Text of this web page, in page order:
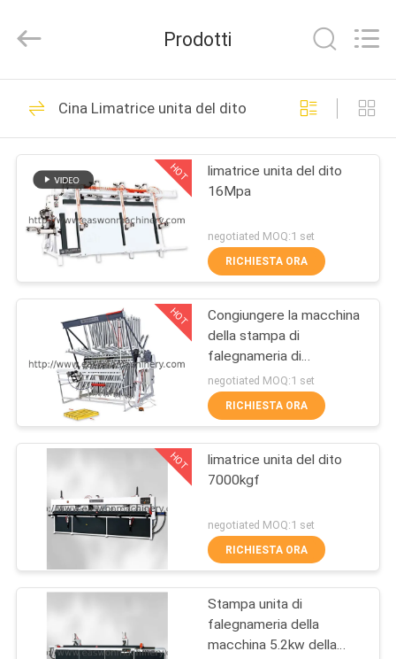
CASA
PRODOTTI
CIRCA
NOI
GIRO
DELLA
FABBRICA
CONTROLLO
DI
QUALITÀ
CONTATTICI
NOTIZIE
RICHIEDA
Import
Ltd..
Reserved.
Macchina della
lama a nastro di
falegnameria
48
Macchina di
Thicknesser di
falegnameria
29
Trecciatrice del
bordo di
falegnameria
Prodotti
Cina Limatrice unita del dito
HOT
limatrice unita del dito
16Mpa
negotiated MOQ:1 set
RICHIESTA ORA
HOT
Congiungere la macchina
della stampa di
falegnameria di
L2500mm
negotiated MOQ:1 set
RICHIESTA ORA
HOT
limatrice unita del dito
7000kgf
negotiated MOQ:1 set
RICHIESTA ORA
Stampa unita di
falegnameria della
macchina 5.2kw della